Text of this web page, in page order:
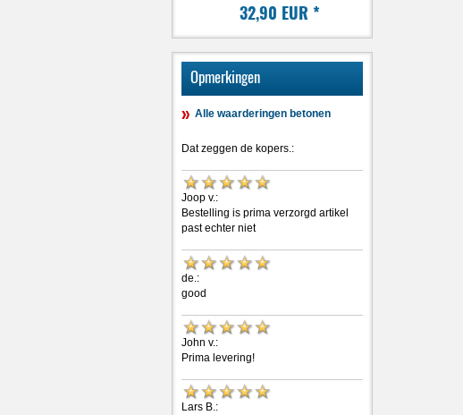
32,90 EUR *
Opmerkingen
Alle waarderingen betonen
Dat zeggen de kopers.:
Joop v.:
Bestelling is prima verzorgd artikel
past echter niet
de.:
good
John v.:
Prima levering!
Lars B.: